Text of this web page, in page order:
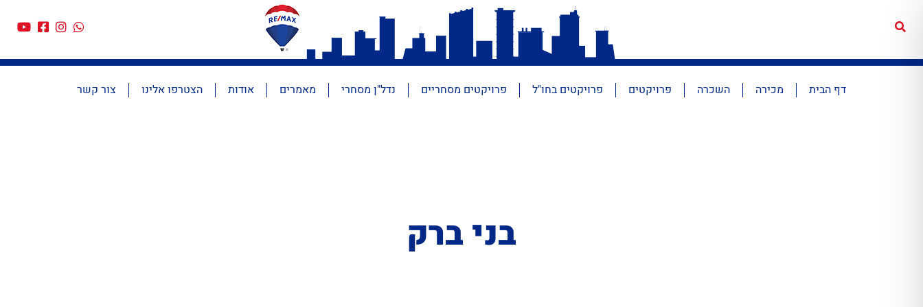
דף הבית מכירה השכרה פרויקטים פרויקטים בחו"ל פרויקטים מסחריים נדל"ן מסחרי מאמרים אודות הצטרפו אלינו צור קשר
בני ברק